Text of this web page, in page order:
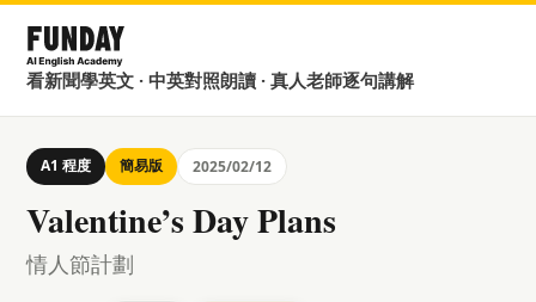
看新聞學英文 · 中英對照朗讀 · 真人老師逐句講解
A1 程度 簡易版 2025/02/12
Valentine’s Day Plans
情人節計劃